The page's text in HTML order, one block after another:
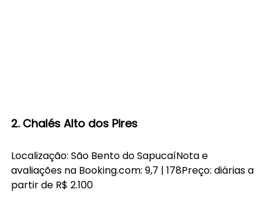
2. Chalés Alto dos Pires
Localização: São Bento do SapucaíNota e
avaliações na Booking.com: 9,7 | 178Preço: diárias a
partir de R$ 2.100